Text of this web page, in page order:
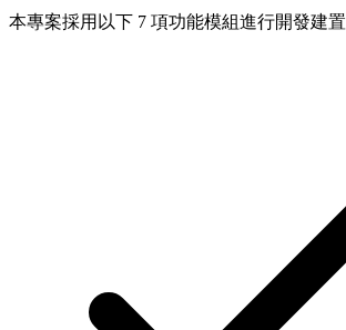
本專案採用以下 7 項功能模組進行開發建置